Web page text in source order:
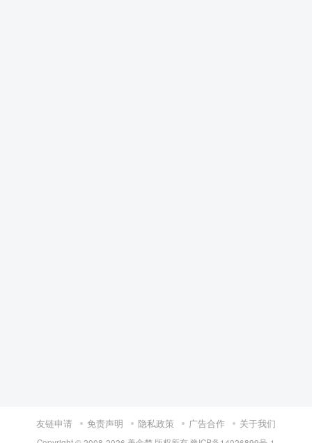
友链申请 免责声明 隐私政策 广告合作 关于我们